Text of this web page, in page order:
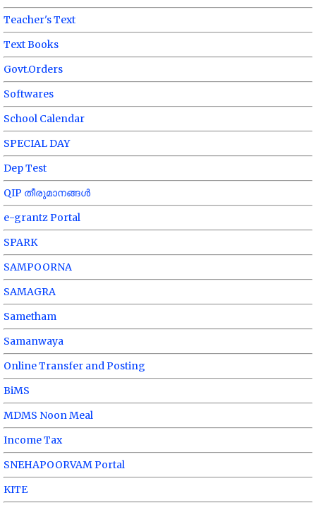
Teacher's Text
Text Books
Govt.Orders
Softwares
School Calendar
SPECIAL DAY
Dep Test
QIP തീരുമാനങ്ങൾ
e-grantz Portal
SPARK
SAMPOORNA
SAMAGRA
Sametham
Samanwaya
Online Transfer and Posting
BiMS
MDMS Noon Meal
Income Tax
SNEHAPOORVAM Portal
KITE